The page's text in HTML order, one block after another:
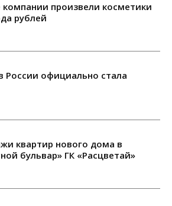
произвели косметики
рублей
России официально стала
квартир нового дома в
бульвар» ГК «Расцветай»